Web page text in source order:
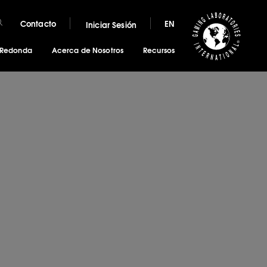
Contacto Iniciar Sesión EN
Acerca de Nosotros Recursos